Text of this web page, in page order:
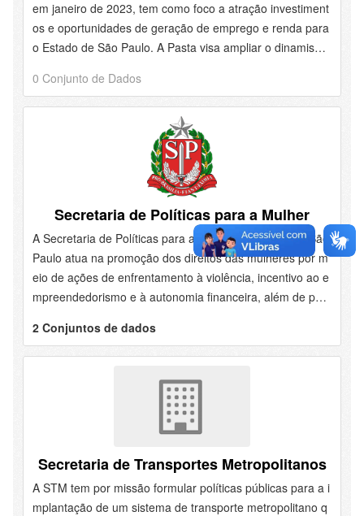
em janeiro de 2023, tem como foco a atração investiment
os e oportunidades de geração de emprego e renda para
o Estado de São Paulo. A Pasta visa ampliar o dinamism
da desburocratização de projetos que farão a diferença n
o cotidiano de todos os paulistas, com foco na melhoria d
os serviços públicos prestados à população.
0 Conjunto de Dados
Secretaria de Políticas para a Mulher
A Secretaria de Políticas para a Mulher do Estado de São
Paulo atua na promoção dos direitos das mulheres por m
eio de ações de enfrentamento à violência, incentivo ao e
mpreendedorismo e à autonomia financeira, além de polít
as e eventos para ampliar a proteção, o acolhimento e a i
nclusão das mulheres em situação de vulnerabilidade.
2 Conjuntos de dados
Secretaria de Transportes Metropolitanos
A STM tem por missão formular políticas públicas para a i
mplantação de um sistema de transporte metropolitano q